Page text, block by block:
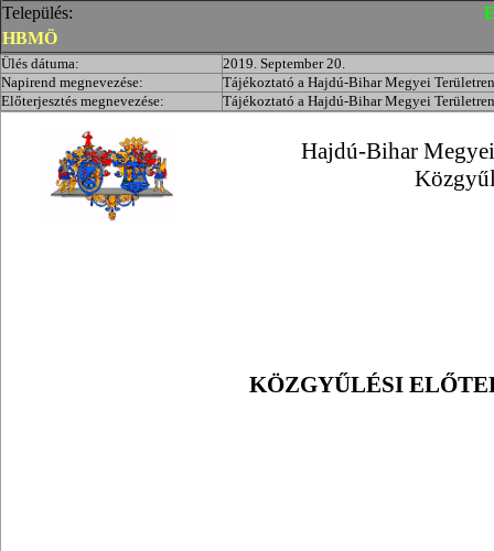
Település:
HBMÖ
Ülés dátuma:
2019. September 20.
Napirend megnevezése:
Tájékoztató a Hajdú-Bihar Megyei
Előterjesztés megnevezése:
Tájékoztató a Hajdú-Bihar Megyei